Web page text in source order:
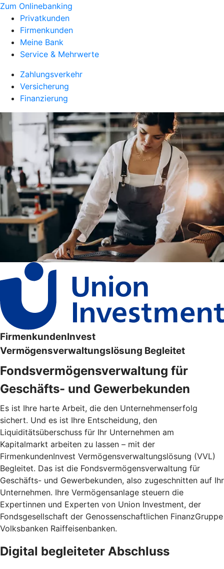
Zum Onlinebanking
Privatkunden
Firmenkunden
Meine Bank
Service & Mehrwerte
Zahlungsverkehr
Versicherung
Finanzierung
FirmenkundenInvest
Vermögensverwaltungslösung Begleitet
Fondsvermögensverwaltung für
Geschäfts- und Gewerbekunden
Es ist Ihre harte Arbeit, die den Unternehmenserfolg
sichert. Und es ist Ihre Entscheidung, den
Liquiditätsüberschuss für Ihr Unternehmen am
Kapitalmarkt arbeiten zu lassen – mit der
FirmenkundenInvest Vermögensverwaltungslösung (VVL)
Begleitet. Das ist die Fondsvermögensverwaltung für
Geschäfts- und Gewerbekunden, also zugeschnitten auf Ihr
Unternehmen. Ihre Vermögensanlage steuern die
Expertinnen und Experten von Union Investment, der
Fondsgesellschaft der Genossenschaftlichen FinanzGruppe
Volksbanken Raiffeisenbanken.
Digital begleiteter Abschluss